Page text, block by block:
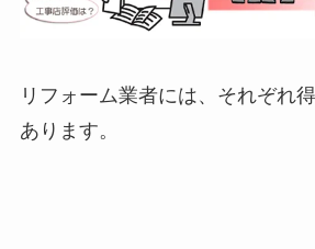
リフォーム業者には、それぞれ
あります。